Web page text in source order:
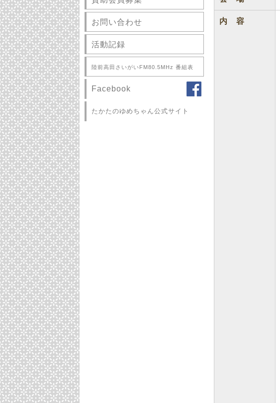
内 容
お問い合わせ
活動記録
陸前高田さいがいFM80.5MHz 番組表
Facebook
たかたのゆめちゃん公式サイト